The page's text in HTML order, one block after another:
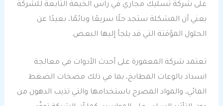
على شركة تسليك مجاري في راس الخيمة التابعة للشركة
يعني أن المشكلة ستجد حلًا سريعًا ودائمًا، بعيدًا عن
الحلول المؤقتة التي قد يلجأ إليها البعض.
تعتمد شركة المعمورة على أحدث الأدوات في معالجة
انسداد بالوعات المطابخ، بما في ذلك مضخات الضغط
المائي، والمواد المصرح باستخدامها والتي تذيب الدهون من